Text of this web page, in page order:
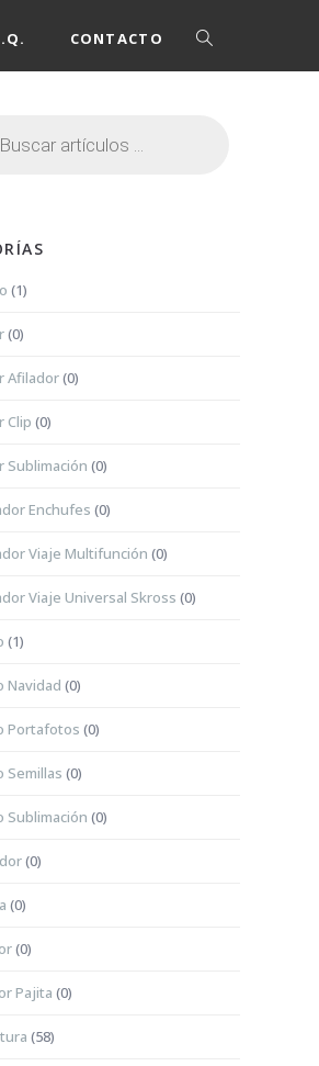
CONTACTO
(1)
(0)
Afilador(0)
Clip (0)
Sublimación (0)
Enchufes (0)
Viaje Multifunción (0)
Viaje Universal Skross (0)
(1)
Navidad (0)
Portafotos (0)
Semillas (0)
Sublimación (0)
(0)
(0)
(0)
Pajita (0)
(58)